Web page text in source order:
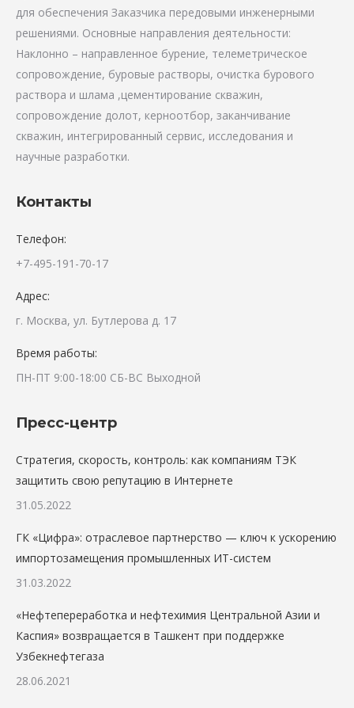
для обеспечения Заказчика передовыми инженерными
решениями. Основные направления деятельности:
Наклонно – направленное бурение, телеметрическое
сопровождение, буровые растворы, очистка бурового
раствора и шлама ,цементирование скважин,
сопровождение долот, керноотбор, заканчивание
скважин, интегрированный сервис, исследования и
научные разработки.
Контакты
Телефон:
+7-495-191-70-17
Адрес:
г. Москва, ул. Бутлерова д. 17
Время работы:
ПН-ПТ 9:00-18:00 СБ-ВС Выходной
Пресс-центр
Стратегия, скорость, контроль: как компаниям ТЭК
защитить свою репутацию в Интернете
31.05.2022
ГК «Цифра»: отраслевое партнерство — ключ к ускорению
импортозамещения промышленных ИТ-систем
31.03.2022
«Нефтепереработка и нефтехимия Центральной Азии и
Каспия» возвращается в Ташкент при поддержке
Узбекнефтегаза
28.06.2021